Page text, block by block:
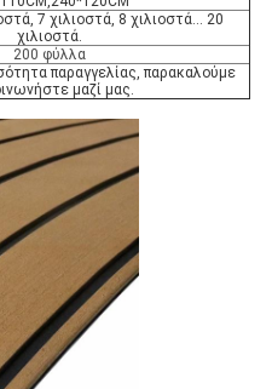
7 χιλιοστά, 8 χιλιοστά... 20
χιλιοστά.
200 φύλλα
παραγγελίας, παρακαλούμε
μαζί μας.